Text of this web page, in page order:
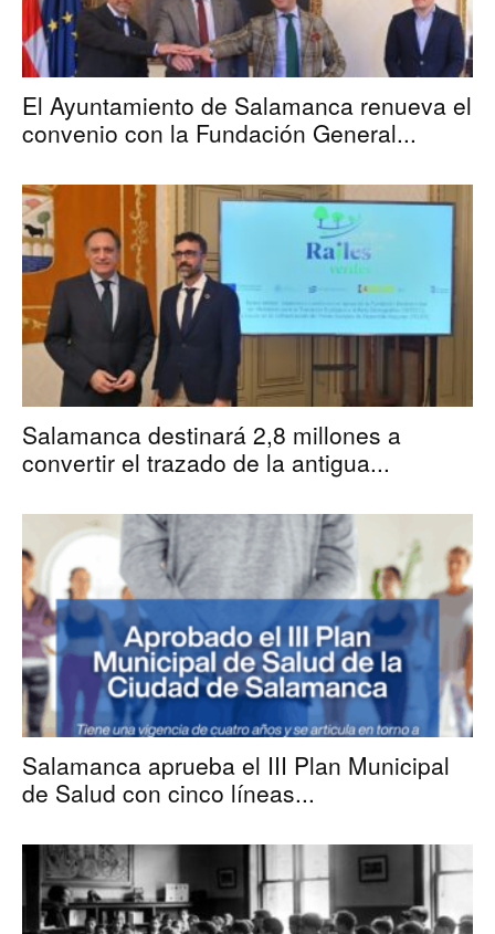
El Ayuntamiento de Salamanca renueva el
convenio con la Fundación General...
Salamanca destinará 2,8 millones a
convertir el trazado de la antigua...
Salamanca aprueba el III Plan Municipal
de Salud con cinco líneas...